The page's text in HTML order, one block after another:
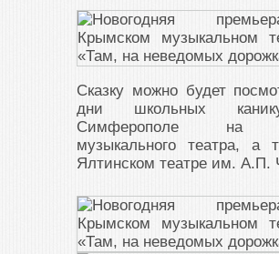
Сказку можно будет
дни школьных
Симферополе на
музыкального театра, а
Ялтинском театре им. А.П.